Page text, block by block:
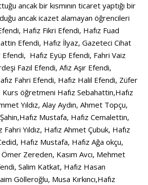
ancak bir kısmının ticaret yaptığı bir
ancak icazet alamayan öğrencileri
Hafız Fikri Efendi, Hafız Fuad
Efendi, Hafız İlyaz, Gazeteci Cihat
Hafız Eyüp Efendi, Fahri Vaiz
Fazıl Efendi, Afız Aşır Efendi,
Fahri Efendi, Hafız Halil Efendi, Züfer
Kurs öğretmeni Hafız Sebahattin,Hafız
Yıldız, Alay Aydın, Ahmet Topçu,
Mustafa, Hafız Cemalettin,
Fahri Yıldız, Hafız Ahmet Çubuk, Hafız
Hafız Mustafa, Hafız Ağa okçu,
Zereden, Kasım Avcı, Mehmet
Salim Katkat, Hafız Hasan
Gölleroğlu, Musa Kırkıncı,Hafız